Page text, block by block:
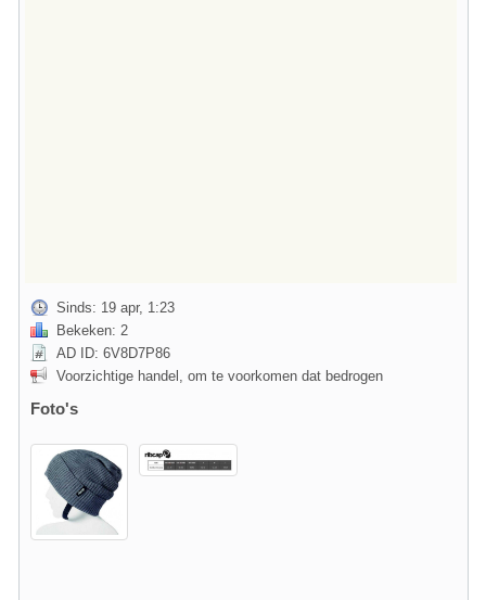
Sinds: 19 apr, 1:23
Bekeken: 2
AD ID: 6V8D7P86
Voorzichtige handel, om te voorkomen dat bedrogen
Foto's